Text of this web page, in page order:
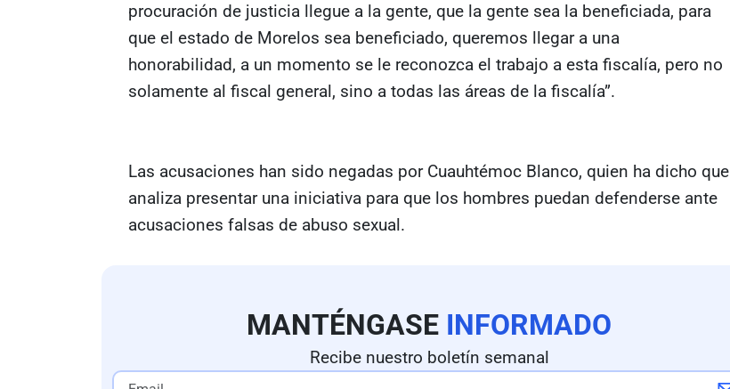
procuración de justicia llegue a la gente, que la gente sea la beneficiada, para
que el estado de Morelos sea beneficiado, queremos llegar a una
honorabilidad, a un momento se le reconozca el trabajo a esta fiscalía, pero no
solamente al fiscal general, sino a todas las áreas de la fiscalía”.
Las acusaciones han sido negadas por Cuauhtémoc Blanco, quien ha dicho que
analiza presentar una iniciativa para que los hombres puedan defenderse ante
acusaciones falsas de abuso sexual.
MANTÉNGASE INFORMADO
Recibe nuestro boletín semanal